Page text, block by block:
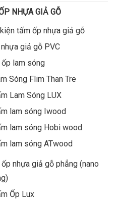
NHỰA GIẢ GỖ
tấm ốp nhựa giả gỗ
giả gỗ PVC
lam sóng
Sóng Flim Than Tre
Lam Sóng LUX
lam sóng Iwood
lam sóng Hobi wood
lam sóng ATwood
nhựa giả gỗ phẳng (nano
Ốp Lux